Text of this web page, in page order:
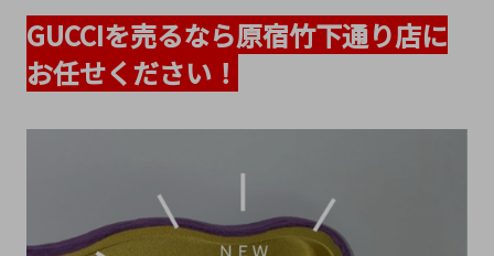
GUCCIを売るなら原宿竹下通り店に
お任せください！